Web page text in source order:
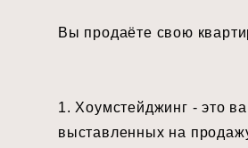
Вы продаёте свою
1. Хоумстейджинг - это
выставленных на